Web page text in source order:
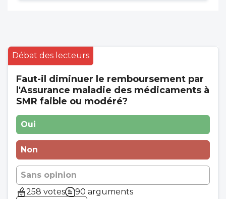
Débat des lecteurs
Faut-il diminuer le remboursement par
l'Assurance maladie des médicaments à
SMR faible ou modéré?
Oui
Non
Sans opinion
258 votes
90 arguments